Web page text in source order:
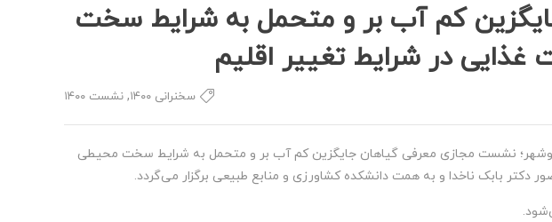
کم آب بر و متحمل به شرایط سخت
در شرایط تغییر اقلیم
سخنرانی ۱۴۰۰ , نشست ۱۴۰۰
نشست مجازی معرفی گیاهان جایگزین کم آب بر و متحمل به شرایط سخت محیطی
دکتر بابک ناخدا و به همت دانشکده کشاورزی و منابع طبیعی برگزار می‌گردد.